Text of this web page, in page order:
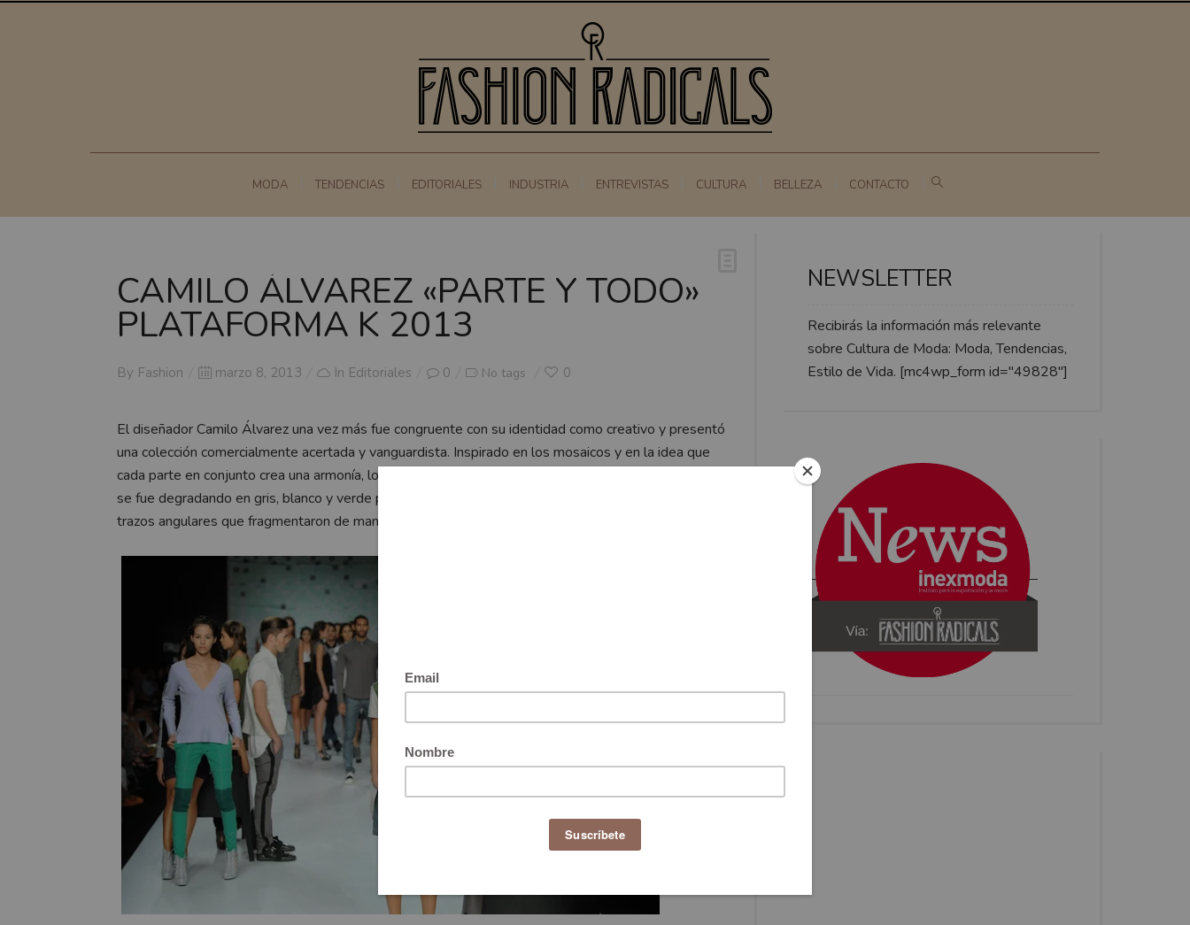
MODA TENDENCIAS EDITORIALES INDUSTRIA ENTREVISTAS CULTURA BELLEZA CONTACTO
CAMILO ÁLVAREZ «PARTE Y TODO»
PLATAFORMA K 2013
By Fashion
Posted
marzo 8, 2013 In Editoriales 0 No tags 0
El diseñador Camilo Álvarez una vez más fue congruente con su identidad como creativo y presentó
una colección comercialmente acertada y vanguardista. Inspirado en los mosaicos y en la idea que
cada parte en conjunto crea una armonía, logró con una paleta de color que empezó con el negro y
se fue degradando en gris, blanco y verde plasmar las partes de un mosaico en bloques de color y
trazos angulares que fragmentaron de manera sutil cada pieza.
NEWSLETTER
Recibirás la información más relevante
sobre Cultura de Moda: Moda, Tendencias,
Estilo de Vida. [mc4wp_form id="49828"]